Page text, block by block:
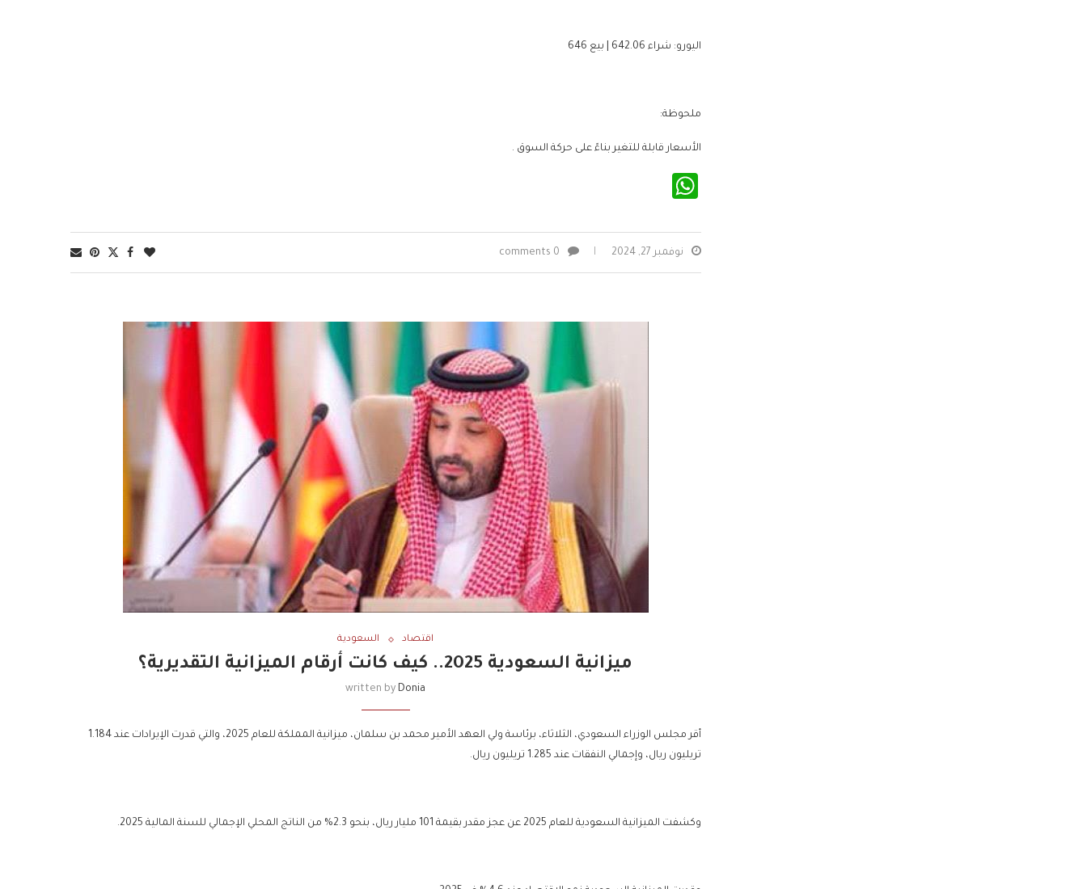
اليورو: شراء 642.06 | بيع 646
ملحوظة:
الأسعار قابلة للتغير بناءً على حركة السوق .
نوفمبر 27, 2024 0 comments
اقتصاد السعودية
ميزانية السعودية 2025.. كيف كانت أرقام الميزانية التقديرية؟
written by Donia
أقر مجلس الوزراء السعودي، الثلاثاء، برئاسة ولي العهد الأمير محمد بن سلمان، ميزانية المملكة للعام 2025، والتي قدرت الإيرادات عند 1.184
تريليون ريال، وإجمالي النفقات عند 1.285 تريليون ريال.
وكشفت الميزانية السعودية للعام 2025 عن عجز مقدر بقيمة 101 مليار ريال، بنحو 2.3% من الناتج المحلي الإجمالي للسنة المالية 2025.